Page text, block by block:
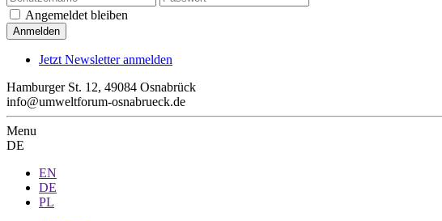
Angemeldet bleiben
Jetzt Newsletter anmelden
Hamburger St. 12, 49084 Osnabrück
info@umweltforum-osnabrueck.de
Menu
DE
EN
DE
PL